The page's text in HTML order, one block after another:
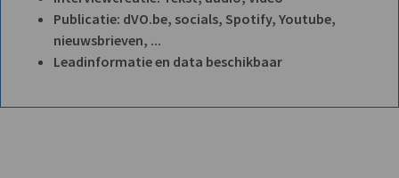
Publicatie: dVO.be, socials, Spotify, Youtube,
nieuwsbrieven, ...
Leadinformatie en data beschikbaar